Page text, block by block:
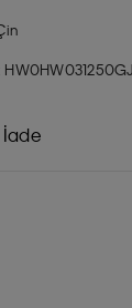
HW0HW031250GJ
İade